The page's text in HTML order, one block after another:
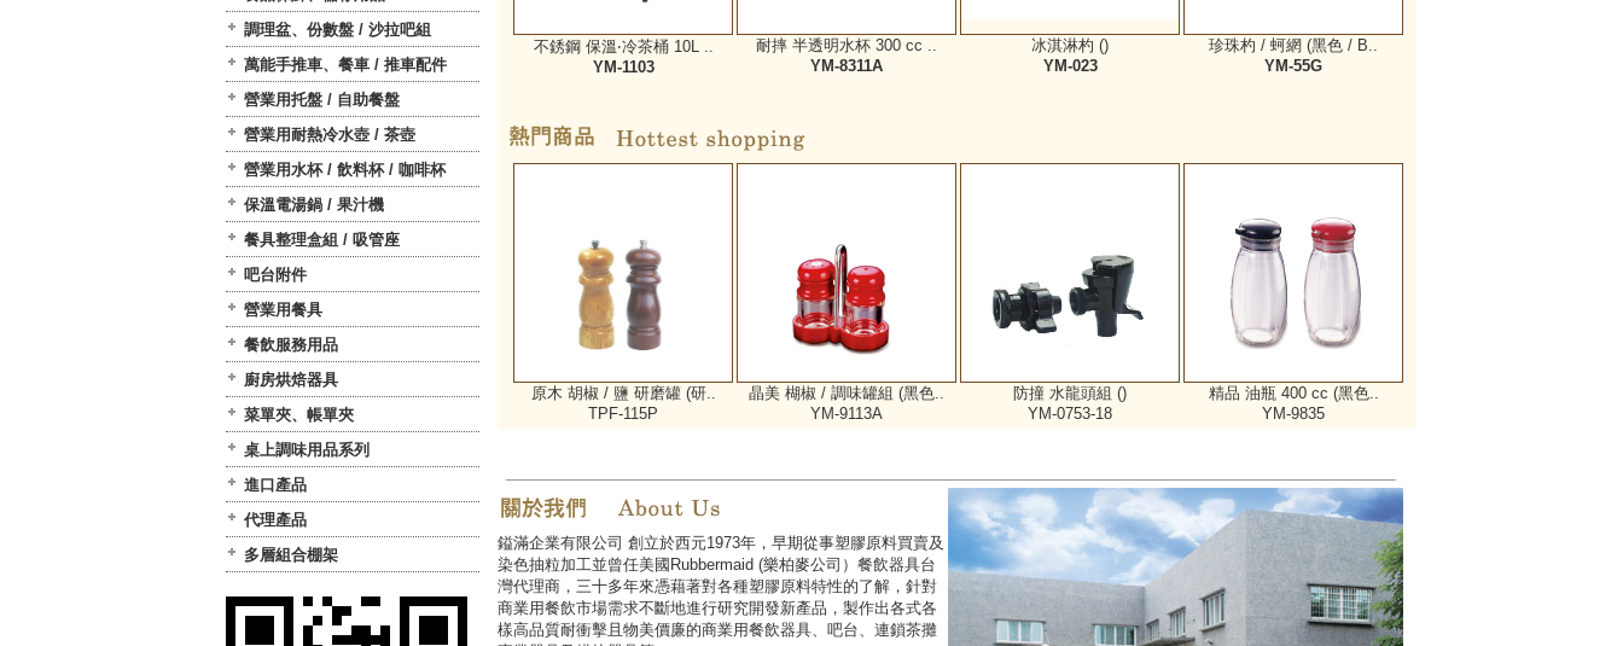
調理盆、份數盤 / 沙拉吧組
萬能手推車、餐車 / 推車配件
營業用托盤 / 自助餐盤
營業用耐熱冷水壺 / 茶壺
營業用水杯 / 飲料杯 / 咖啡杯
保溫電湯鍋 / 果汁機
餐具整理盒組 / 吸管座
吧台附件
營業用餐具
餐飲服務用品
廚房烘焙器具
菜單夾、帳單夾
桌上調味用品系列
進口產品
代理產品
多層組合棚架
不銹鋼 保溫‧冷茶桶 10L ..
YM-1103
耐摔 半透明水杯 300 cc ..
YM-8311A
冰淇淋杓 ()
YM-023
珍珠杓 / 蚵網 (黑色 / B..
YM-55G
原木 胡椒 / 鹽 研磨罐 (研..
TPF-115P
晶美 楜椒 / 調味罐組 (黑色..
YM-9113A
防撞 水龍頭組 ()
YM-0753-18
精品 油瓶 400 cc (黑色..
YM-9835
鎰滿企業有限公司 創立於西元1973年，早期從事塑膠原料買賣及
染色抽粒加工並曾任美國Rubbermaid (樂柏麥公司）餐飲器具台
灣代理商，三十多年來憑藉著對各種塑膠原料特性的了解，針對
商業用餐飲市場需求不斷地進行研究開發新產品，製作出各式各
樣高品質耐衝擊且物美價廉的商業用餐飲器具、吧台、連鎖茶攤